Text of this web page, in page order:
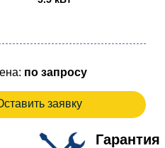
по запросу
заявку